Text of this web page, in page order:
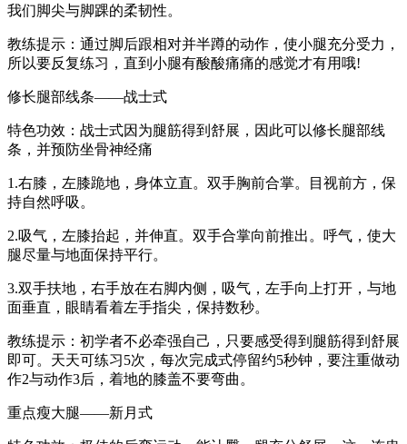
我们脚尖与脚踝的柔韧性。
教练提示：通过脚后跟相对并半蹲的动作，使小腿充分受力，
所以要反复练习，直到小腿有酸酸痛痛的感觉才有用哦!
修长腿部线条——战士式
特色功效：战士式因为腿筋得到舒展，因此可以修长腿部线
条，并预防坐骨神经痛
1.右膝，左膝跪地，身体立直。双手胸前合掌。目视前方，保
持自然呼吸。
2.吸气，左膝抬起，并伸直。双手合掌向前推出。呼气，使大
腿尽量与地面保持平行。
3.双手扶地，右手放在右脚内侧，吸气，左手向上打开，与地
面垂直，眼睛看着左手指尖，保持数秒。
教练提示：初学者不必牵强自己，只要感受得到腿筋得到舒展
即可。天天可练习5次，每次完成式停留约5秒钟，要注重做动
作2与动作3后，着地的膝盖不要弯曲。
重点瘦大腿——新月式